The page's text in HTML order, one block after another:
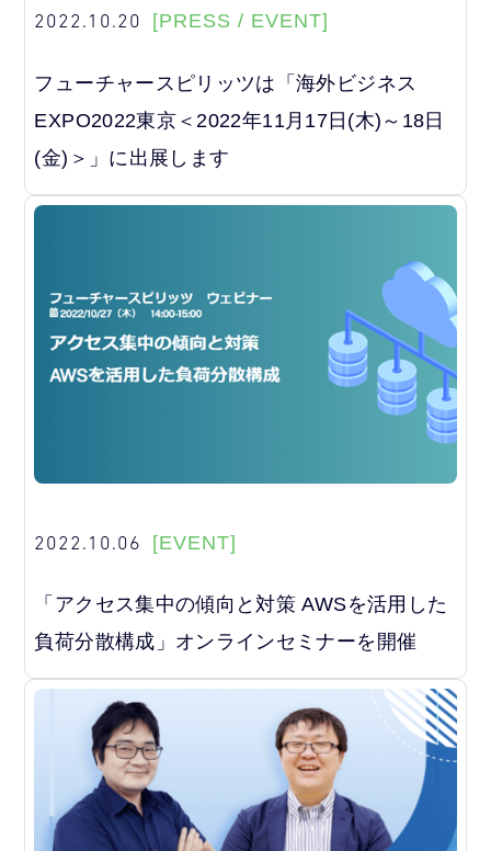
2022.10.20 [PRESS / EVENT]
フューチャースピリッツは「海外ビジネス
EXPO2022東京＜2022年11月17日(木)～18日
(金)＞」に出展します
2022.10.06 [EVENT]
「アクセス集中の傾向と対策 AWSを活用した
負荷分散構成」オンラインセミナーを開催